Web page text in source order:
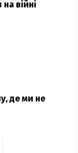
війні
де ми не